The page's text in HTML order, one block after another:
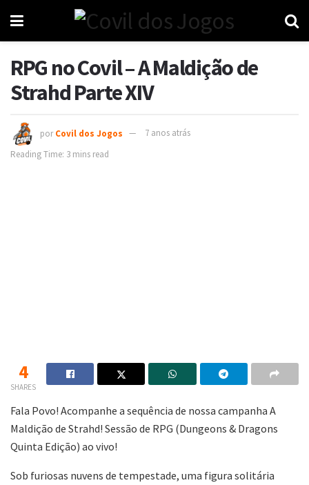
RPG no Covil – A Maldição de
Strahd Parte XIV
por Covil dos Jogos
7 anos atrás
Reading Time: 3 mins read
4
SHARES
Fala Povo! Acompanhe a sequência de nossa campanha A
Maldição de Strahd! Sessão de RPG (Dungeons & Dragons
Quinta Edição) ao vivo!
Sob furiosas nuvens de tempestade, uma figura solitária